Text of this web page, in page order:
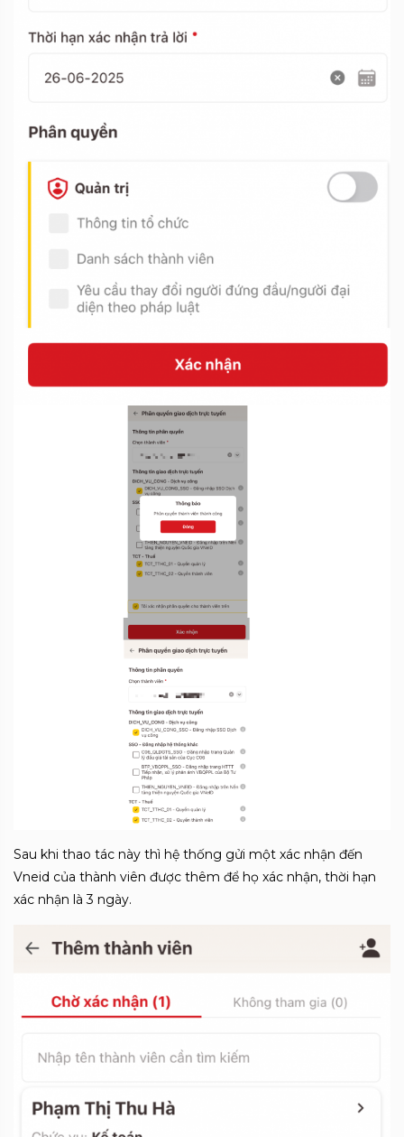
Sau khi thao tác này thì hệ thống gửi một xác nhận đến
Vneid của thành viên được thêm để họ xác nhận, thời hạn
xác nhận là 3 ngày.